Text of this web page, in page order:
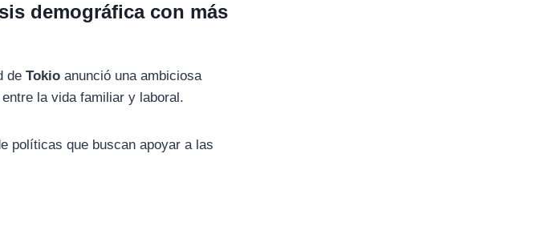
demográfica con más
deTokio anunció una ambiciosa
la vida familiar y laboral.
políticas que buscan apoyar a las